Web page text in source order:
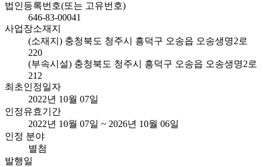
법인등록번호(또는 고유번호)
646-83-00041
사업장소재지
(소재지) 충청북도 청주시 흥덕구 오송읍 오송생명2로
220
(부속시설) 충청북도 청주시 흥덕구 오송읍 오송생명2로
212
최초인정일자
2022년 10월 07일
인정유효기간
2022년 10월 07일 ~ 2026년 10월 06일
인정 분야
별첨
발행일